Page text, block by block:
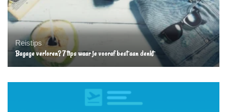
Reistips
Bagage verloren? 7 tips waar je vooraf best aan denkt